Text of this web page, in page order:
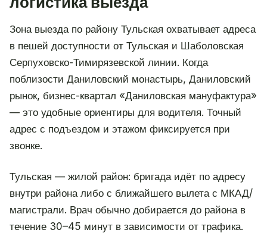
Зона выезда по району Тульская охватывает адреса
в пешей доступности от Тульская и Шаболовская
Серпуховско-Тимирязевской линии. Когда
поблизости Даниловский монастырь, Даниловский
рынок, бизнес-квартал «Даниловская мануфактура»
— это удобные ориентиры для водителя. Точный
адрес с подъездом и этажом фиксируется при
звонке.
Тульская — жилой район: бригада идёт по адресу
внутри района либо с ближайшего вылета с МКАД/
магистрали. Врач обычно добирается до района в
течение 30–45 минут в зависимости от трафика.